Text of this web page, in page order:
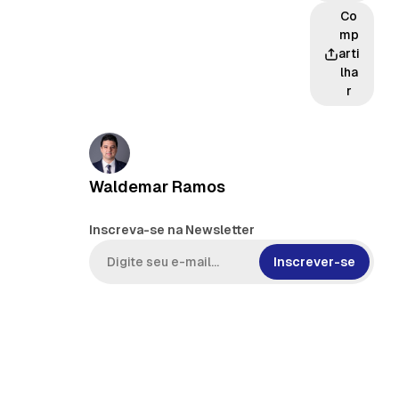
Co
mp
arti
lha
r
Waldemar Ramos
Inscreva-se na Newsletter
Inscrever-se